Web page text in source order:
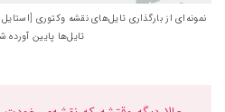
تایل‌ها پایین